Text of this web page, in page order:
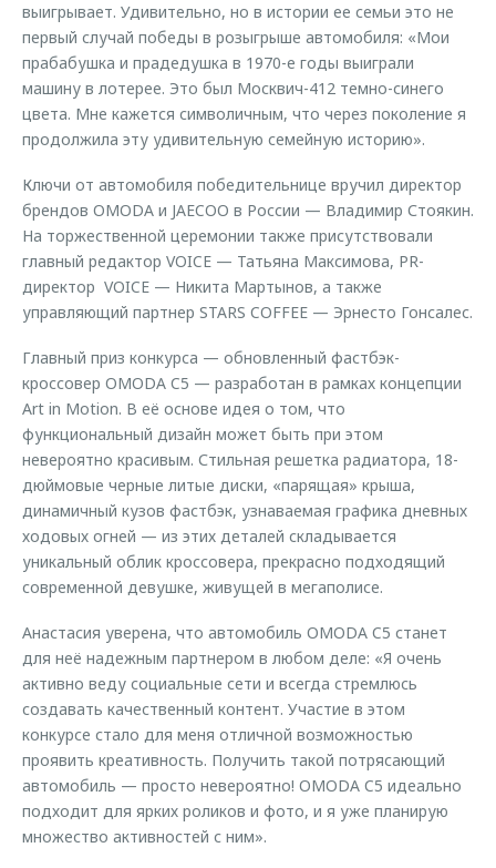
выигрывает. Удивительно, но в истории ее семьи это не
первый случай победы в розыгрыше автомобиля: «Мои
прабабушка и прадедушка в 1970-е годы выиграли
машину в лотерее. Это был Москвич-412 темно-синего
цвета. Мне кажется символичным, что через поколение я
продолжила эту удивительную семейную историю».
Ключи от автомобиля победительнице вручил директор
брендов OMODA и JAECOO в России — Владимир Стоякин.
На торжественной церемонии также присутствовали
главный редактор VOICE — Татьяна Максимова, PR-
директор VOICE — Никита Мартынов, а также
управляющий партнер STARS COFFEE — Эрнесто Гонсалес.
Главный приз конкурса — обновленный фастбэк-
кроссовер OMODA C5 — разработан в рамках концепции
Art in Motion. В её основе идея о том, что
функциональный дизайн может быть при этом
невероятно красивым. Стильная решетка радиатора, 18-
дюймовые черные литые диски, «парящая» крыша,
динамичный кузов фастбэк, узнаваемая графика дневных
ходовых огней — из этих деталей складывается
уникальный облик кроссовера, прекрасно подходящий
современной девушке, живущей в мегаполисе.
Анастасия уверена, что автомобиль OMODA C5 станет
для неё надежным партнером в любом деле: «Я очень
активно веду социальные сети и всегда стремлюсь
создавать качественный контент. Участие в этом
конкурсе стало для меня отличной возможностью
проявить креативность. Получить такой потрясающий
автомобиль — просто невероятно! OMODA C5 идеально
подходит для ярких роликов и фото, и я уже планирую
множество активностей с ним».